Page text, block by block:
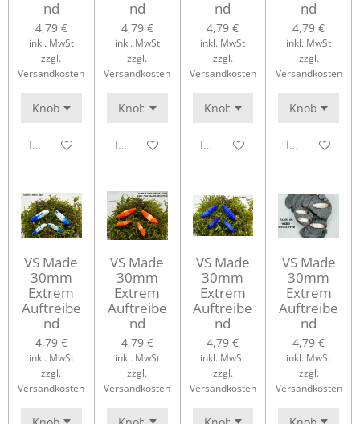
nd
4,79 €
inkl. MwSt
zzgl.
Versandkosten
In den Warenkorb
nd
4,79 €
inkl. MwSt
zzgl.
Versandkosten
In den Warenkorb
nd
4,79 €
inkl. MwSt
zzgl.
Versandkosten
In den Warenkorb
nd
4,79 €
inkl. MwSt
zzgl.
Versandkosten
In den
VS Made
30mm
Extrem
Auftreibe
nd
4,79 €
inkl. MwSt
zzgl.
Versandkosten
VS Made
30mm
Extrem
Auftreibe
nd
4,79 €
inkl. MwSt
zzgl.
Versandkosten
VS Made
30mm
Extrem
Auftreibe
nd
4,79 €
inkl. MwSt
zzgl.
Versandkosten
VS Made
30mm
Extrem
Auftreibe
nd
4,79 €
inkl. MwSt
zzgl.
Versandkosten